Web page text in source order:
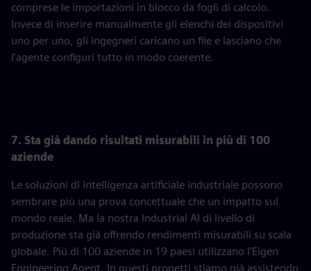
comprese le importazioni in blocco da fogli di calcolo.
Invece di inserire manualmente gli elenchi dei dispositivi
uno per uno, gli ingegneri caricano un file e lasciano che
l'agente configuri tutto in modo coerente.
7. Sta già dando risultati misurabili in più di 100
aziende
Le soluzioni di intelligenza artificiale industriale possono
sembrare più una prova concettuale che un impatto sul
mondo reale. Ma la nostra Industrial AI di livello di
produzione sta già offrendo rendimenti misurabili su scala
globale. Più di 100 aziende in 19 paesi utilizzano l'Eigen
Engineering Agent. In questi progetti stiamo già assistendo